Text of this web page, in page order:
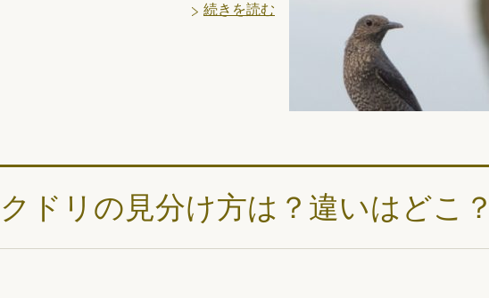
続きを読む
ドリの見分け方は？違いはどこ？